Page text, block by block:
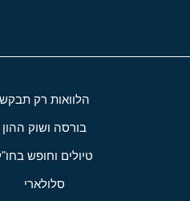
הלוואות רק תבקש
בורסה ושוק ההון
טיולים וחופש
סלולארי